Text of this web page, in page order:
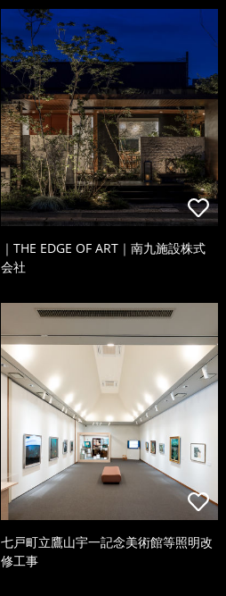
｜THE EDGE OF ART｜南九施設株式
会社
七戸町立鷹山宇一記念美術館等照明改
修工事